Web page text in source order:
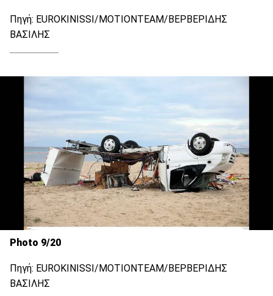
Πηγή: EUROKINISSI/ΜΟΤΙΟΝΤΕΑΜ/ΒΕΡΒΕΡΙΔΗΣ
ΒΑΣΙΛΗΣ
Photo 9/20
Πηγή: EUROKINISSI/ΜΟΤΙΟΝΤΕΑΜ/ΒΕΡΒΕΡΙΔΗΣ
ΒΑΣΙΛΗΣ